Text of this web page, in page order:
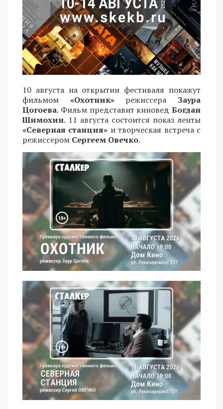
10 августа на открытии фестиваля покажут
фильмом «Охотник»режиссера Заура
Цогоева. Фильм представит киновед Богдан
Шимохин. 11 августа состоится показ ленты
«Северная станция» и творческая встреча с
режиссером Сергеем Овечко.